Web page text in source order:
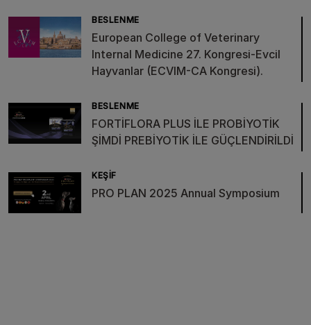
BESLENME
European College of Veterinary
Internal Medicine 27. Kongresi-Evcil
Hayvanlar (ECVIM-CA Kongresi).
BESLENME
FORTİFLORA PLUS İLE PROBİYOTİK
ŞİMDİ PREBİYOTİK İLE GÜÇLENDİRİLDİ
KEŞIF
PRO PLAN 2025 Annual Symposium